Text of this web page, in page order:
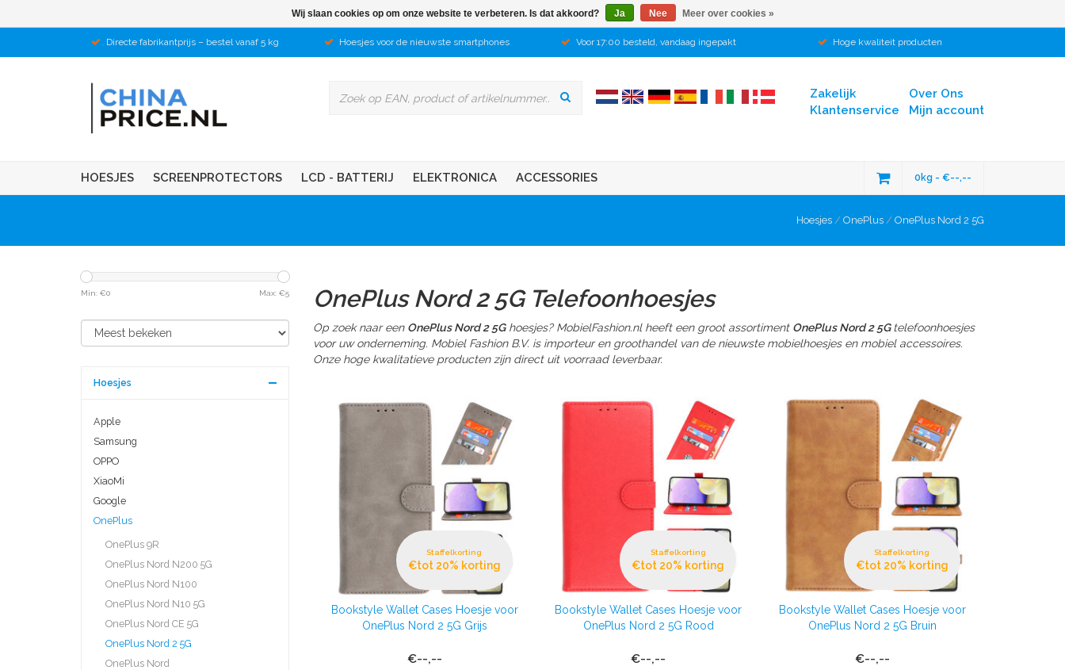
Directe fabrikantprijs – bestel vanaf 5 kg Hoesjes voor de nieuwste smartphones Voor 17:00 besteld, vandaag ingepakt Hoge kwaliteit producten
Over Ons
Mijn account
Zakelijk
Klantenservice
HOESJES SCREENPROTECTORS LCD - BATTERIJ ELEKTRONICA ACCESSORIES 0kg - €--,--
Hoesjes / OnePlus / OnePlus Nord 2 5G
Min: €0 Max: €5
Hoesjes
Apple
Samsung
OPPO
XiaoMi
Google
OnePlus
OnePlus 9R
OnePlus Nord N200 5G
OnePlus Nord N100
OnePlus Nord N10 5G
OnePlus Nord CE 5G
OnePlus Nord 2 5G
OnePlus Nord
OnePlus Nord 2 5G Telefoonhoesjes
Op zoek naar een OnePlus Nord 2 5Ghoesjes? MobielFashion.nl heeft een groot assortiment OnePlus Nord 2 5Gtelefoonhoesjes
voor uw onderneming. Mobiel Fashion B.V. is importeur en groothandel van de nieuwste mobielhoesjes en mobiel accessoires.
Onze hoge kwalitatieve producten zijn direct uit voorraad leverbaar.
Staffelkorting
€tot 20% korting
Bookstyle Wallet Cases Hoesje voor
OnePlus Nord 2 5G Grijs
€--,--
Staffelkorting
€tot 20% korting
Bookstyle Wallet Cases Hoesje voor
OnePlus Nord 2 5G Rood
€--,--
Staffelkorting
€tot 20% korting
Bookstyle Wallet Cases Hoesje voor
OnePlus Nord 2 5G Bruin
€--,--
Wij slaan cookies op om onze website te verbeteren. Is dat akkoord? Ja Nee Meer over cookies »